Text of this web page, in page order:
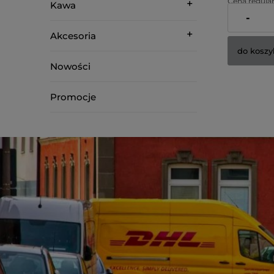
Kawa
Akcesoria
Nowości
Promocje
Najniższa
-
do